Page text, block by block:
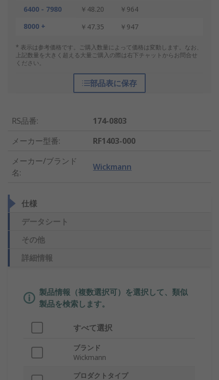
6400 - 7980
￥48.20
￥964
8000 +
￥47.35 ￥947
* 表示は参考価格です。ご購入数量によって価格は変動します。なお、
上記数量を大きく超える大量ご購入の際は右下チャットからお問合せ
ください。
部品表に保存
RS品番:
174-0803
メーカー型番:
RF1403-000
メーカー/ブランド
名:
Wickmann
仕様
データシート
その他
詳細情報
製品情報（複数選択可）を選択して、類似
製品を検索します。
すべて選択
ブランド
Wickmann
プロダクトタイプ